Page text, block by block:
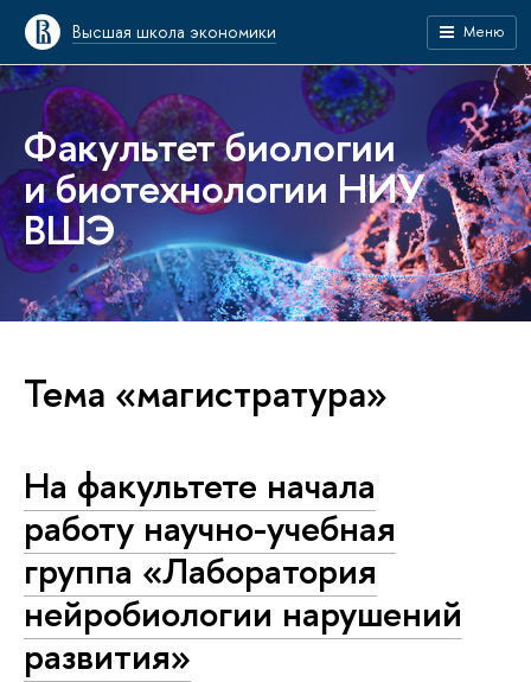
Высшая школа экономики Меню
Факультет биологии
и биотехнологии НИУ
ВШЭ
Тема «магистратура»
На факультете начала
работу научно-учебная
группа «Лаборатория
нейробиологии нарушений
развития»